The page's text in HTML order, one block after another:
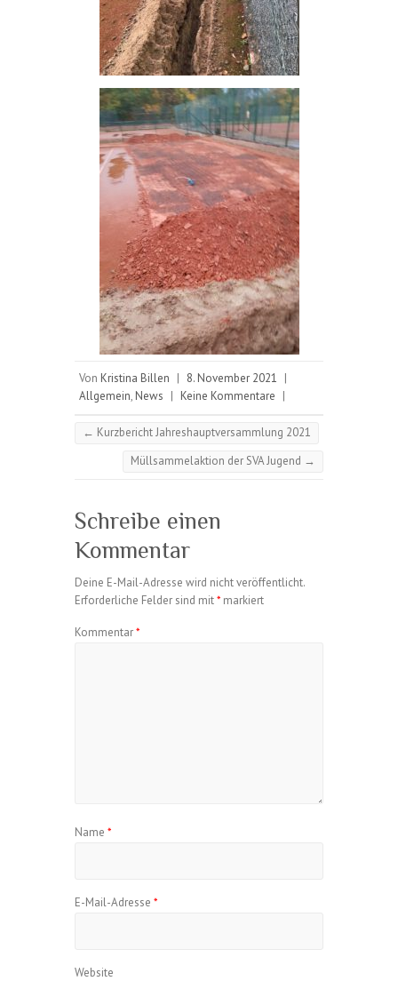
Von Kristina Billen | 8. November 2021 |
Allgemein, News | Keine Kommentare |
← Kurzbericht Jahreshauptversammlung 2021
Müllsammelaktion der SVA Jugend →
Schreibe einen
Kommentar
Deine E-Mail-Adresse wird nicht veröffentlicht.
Erforderliche Felder sind mit* markiert
Kommentar*
Name *
E-Mail-Adresse *
Website